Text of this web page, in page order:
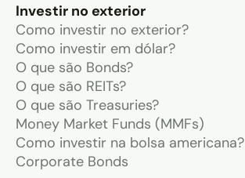
Investir no exterior
Como investir no exterior?
Como investir em dólar?
O que são Bonds?
O que são REITs?
O que são Treasuries?
Money Market Funds (MMFs)
Como investir na bolsa americana?
Corporate Bonds